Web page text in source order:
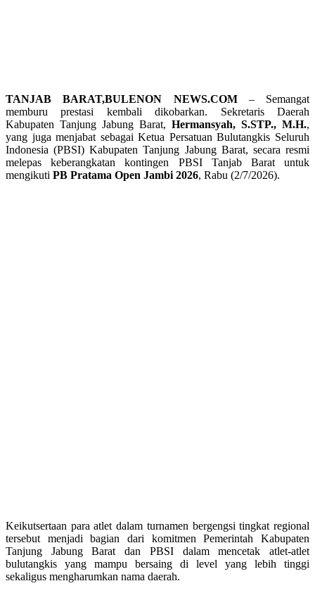
TANJAB BARAT,BULENON NEWS.COM – Semangat
memburu prestasi kembali dikobarkan. Sekretaris Daerah
Kabupaten Tanjung Jabung Barat, Hermansyah, S.STP., M.H.,
yang juga menjabat sebagai Ketua Persatuan Bulutangkis Seluruh
Indonesia (PBSI) Kabupaten Tanjung Jabung Barat, secara resmi
melepas keberangkatan kontingen PBSI Tanjab Barat untuk
mengikuti PB Pratama Open Jambi 2026, Rabu (2/7/2026).
Keikutsertaan para atlet dalam turnamen bergengsi tingkat regional
tersebut menjadi bagian dari komitmen Pemerintah Kabupaten
Tanjung Jabung Barat dan PBSI dalam mencetak atlet-atlet
bulutangkis yang mampu bersaing di level yang lebih tinggi
sekaligus mengharumkan nama daerah.